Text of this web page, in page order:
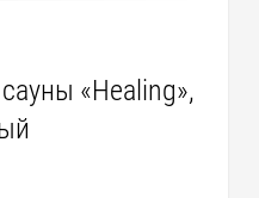
«Healing»,